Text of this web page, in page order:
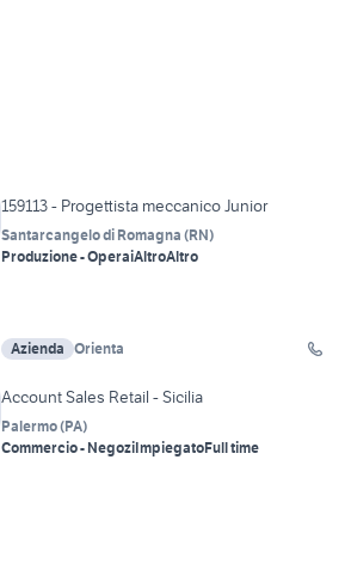
159113 - Progettista meccanico Junior
Santarcangelo di Romagna (RN)
Produzione - OperaiAltroAltro
Azienda Orienta
Account Sales Retail - Sicilia
Palermo(PA)
Commercio - NegoziImpiegatoFull time